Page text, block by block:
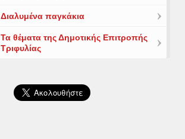
Διαλυμένα παγκάκια
Τα θέματα της Δημοτικής Επιτροπής
Τριφυλίας